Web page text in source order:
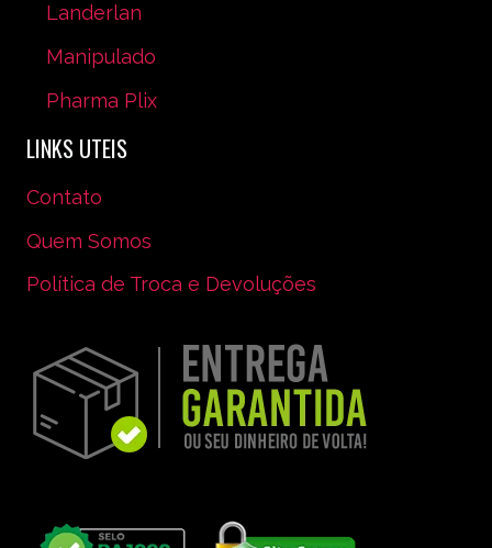
Landerlan
Manipulado
Pharma Plix
LINKS UTEIS
Contato
Quem Somos
Política de Troca e Devoluções